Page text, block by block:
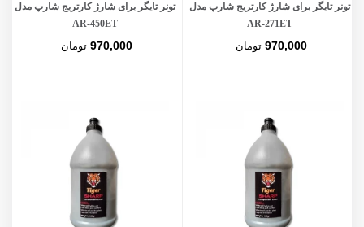
تونر تایگر برای شارژ کارتریج شارپ مدل
AR-271ET
970,000 تومان
تونر تایگر برای شارژ کارتریج شارپ مدل
AR-450ET
970,000 تومان